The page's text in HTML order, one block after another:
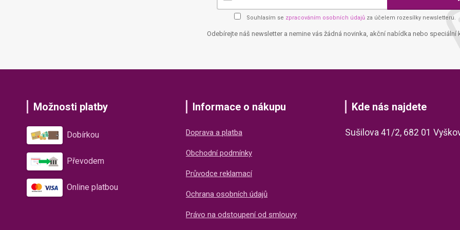
Souhlasím se zpracováním osobních údajů za účelem rozesílky newsletteru.
Odebírejte náš newsletter a nemine vás žádná novinka, akční nabídka nebo speciální
Možnosti platby
Dobírkou
Převodem
Online platbou
Informace o nákupu
Doprava a platba
Obchodní podmínky
Průvodce reklamací
Ochrana osobních údajů
Právo na odstoupení od smlouvy
Kde nás najdete
Sušilova 41/2, 682 01